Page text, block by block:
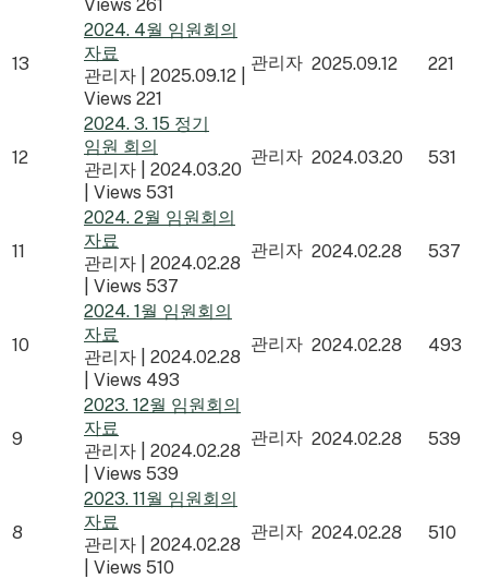
Views 261
13
2024. 4월 임원회의
자료
관리자
2025.09.12
Views 221
관리자 2025.09.12 221
12
2024. 3. 15 정기
임원 회의
관리자
2024.03.20
Views 531
관리자 2024.03.20 531
11
2024. 2월 임원회의
자료
관리자
2024.02.28
Views 537
관리자 2024.02.28 537
10
2024. 1월 임원회의
자료
관리자
2024.02.28
Views 493
관리자 2024.02.28 493
9
2023. 12월 임원회의
자료
관리자
2024.02.28
Views 539
관리자 2024.02.28 539
8
2023. 11월 임원회의
자료
관리자
2024.02.28
Views 510
관리자 2024.02.28 510